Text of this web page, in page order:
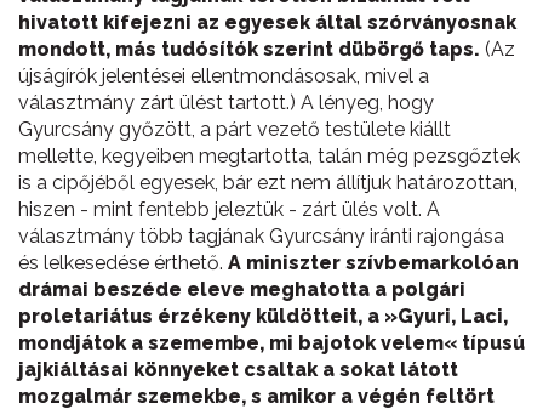
hivatott kifejezni az egyesek által szórványosnak
mondott, más tudósítók szerint dübörgő taps. (Az
újságírók jelentései ellentmondásosak, mivel a
választmány zárt ülést tartott.) A lényeg, hogy
Gyurcsány győzött, a párt vezető testülete kiállt
mellette, kegyeiben megtartotta, talán még pezsgőztek
is a cipőjéből egyesek, bár ezt nem állítjuk határozottan,
hiszen - mint fentebb jeleztük - zárt ülés volt. A
választmány több tagjának Gyurcsány iránti rajongása
és lelkesedése érthető. A miniszter szívbemarkolóan
drámai beszéde eleve meghatotta a polgári
proletariátus érzékeny küldötteit, a »Gyuri, Laci,
mondjátok a szemembe, mi bajotok velem« típusú
jajkiáltásai könnyeket csaltak a sokat látott
mozgalmár szemekbe, s amikor a végén feltört